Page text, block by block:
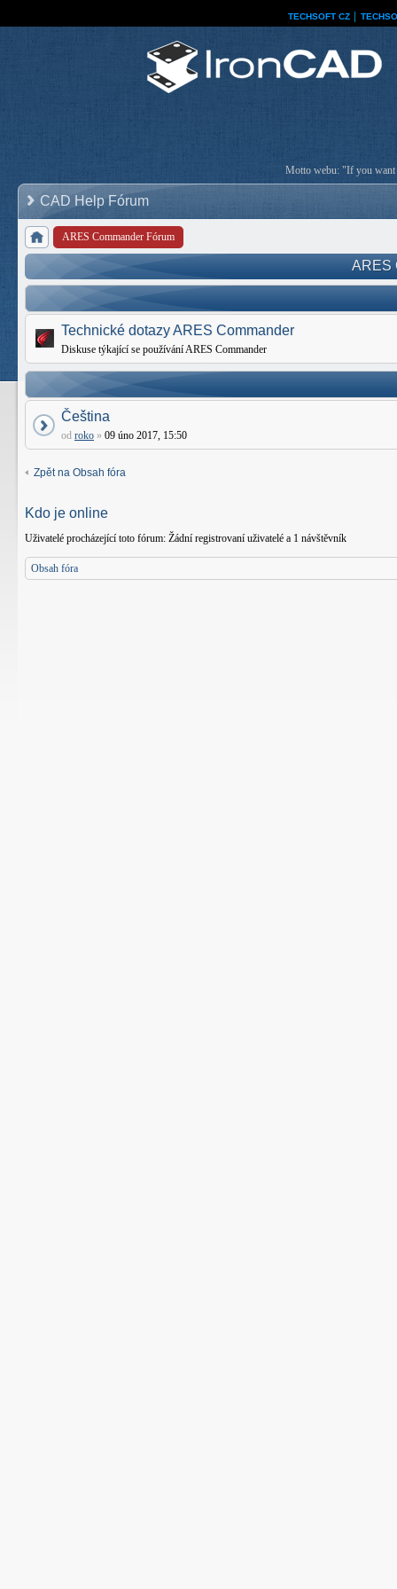
TECHSOFT CZ
Motto webu: "If you want
CAD Help Fórum
ARES Commander Fórum
ARES
Technické dotazy ARES Commander
Diskuse týkající se používání ARES Commander
Čeština
od roko » 09 úno 2017, 15:50
Zpět na Obsah fóra
Kdo je online
Uživatelé procházející toto fórum: Žádní registrovaní uživatelé a 1 návštěvník
Obsah fóra